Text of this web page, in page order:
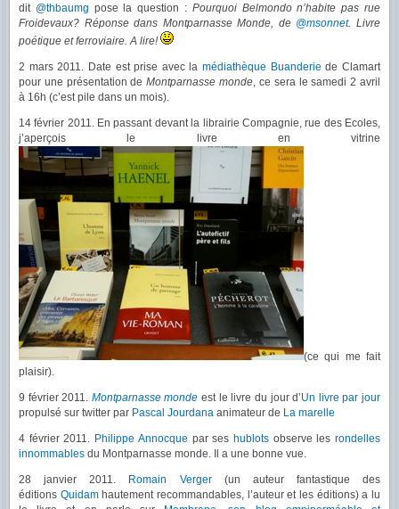
dit @thbaumg pose la question : Pourquoi Belmondo n’habite pas rue
Froidevaux? Réponse dans Montparnasse Monde, de @msonnet. Livre
poétique et ferroviaire. A lire!
2 mars 2011. Date est prise avec lamédiathèque Buanderiede Clamart
pour une présentation deMontparnasse monde , ce sera le samedi 2 avril
à 16h (c’est pile dans un mois).
14 février 2011. En passant devant la librairie Compagnie, rue des Ecoles,
j’aperçois le livre en vitrine
(ce qui me fait
plaisir).
9 février 2011. Montparnasse monde est le livre du jour d’Un livre par jour
propulsé sur twitter par Pascal Jourdana animateur de La marelle
4 février 2011. Philippe Annocque par ses hublotsobserve lesrondelles
innommables du Montparnasse monde. Il a une bonne vue.
28 janvier 2011. Romain Verger(un auteur fantastique des
éditions Quidamhautement recommandables, l’auteur et les éditions) a lu